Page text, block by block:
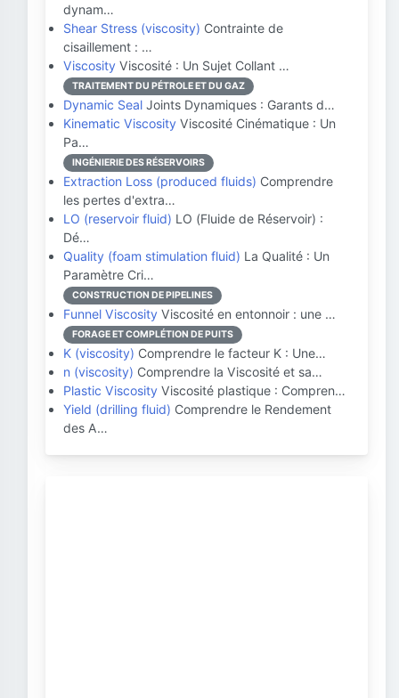
dynam…
Shear Stress (viscosity) Contrainte de
cisaillement : …
Viscosity Viscosité : Un Sujet Collant …
TRAITEMENT DU PÉTROLE ET DU GAZ
Dynamic Seal Joints Dynamiques : Garants d…
Kinematic Viscosity Viscosité Cinématique : Un
Pa…
INGÉNIERIE DES RÉSERVOIRS
Extraction Loss (produced fluids) Comprendre
les pertes d'extra…
LO (reservoir fluid) LO (Fluide de Réservoir) :
Dé…
Quality (foam stimulation fluid) La Qualité : Un
Paramètre Cri…
CONSTRUCTION DE PIPELINES
Funnel Viscosity Viscosité en entonnoir : une …
FORAGE ET COMPLÉTION DE PUITS
K (viscosity) Comprendre le facteur K : Une…
n (viscosity) Comprendre la Viscosité et sa…
Plastic Viscosity Viscosité plastique : Compren…
Yield (drilling fluid) Comprendre le Rendement
des A…